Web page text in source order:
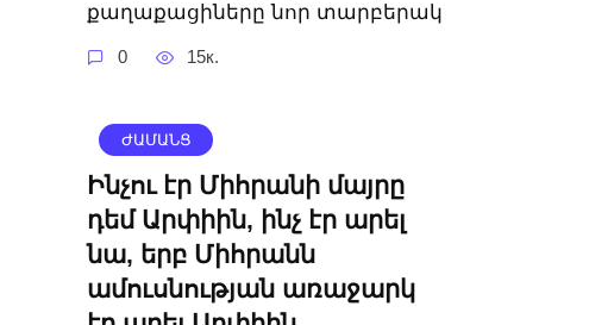
քաղաքացիները նոր տարբերակ
0 15к.
ԺԱՄԱՆՑ
Ինչու էր Միհրանի մայրը
դեմ Արփիին, ինչ էր արել
նա, երբ Միհրանն
ամուսնության առաջարկ